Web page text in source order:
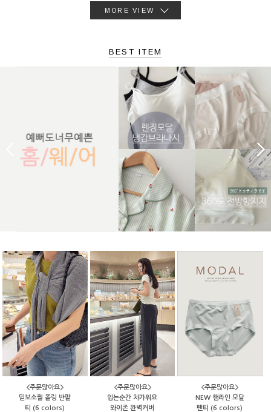
MORE VIEW
BEST ITEM
<주문많아요>
믿보소퀄 폴링 반팔
티 (6 colors)
<주문많아요>
입는순간 차가워요
와이존 완벽커버
<주문많아요>
NEW 햄라인 모달
팬티 (6 colors)